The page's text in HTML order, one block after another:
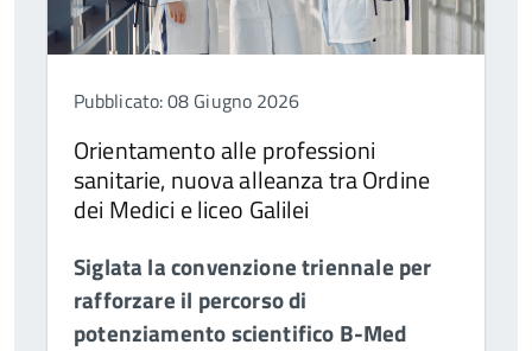
Pubblicato: 08 Giugno 2026
Orientamento alle professioni
sanitarie, nuova alleanza tra Ordine
dei Medici e liceo Galilei
Siglata la convenzione triennale per
rafforzare il percorso di
potenziamento scientifico B-Med